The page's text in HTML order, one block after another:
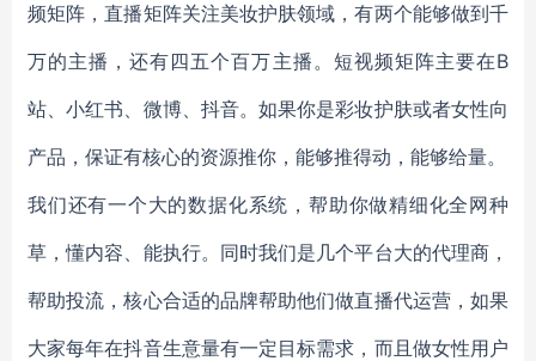
频矩阵，直播矩阵关注美妆护肤领域，有两个能够做到千
万的主播，还有四五个百万主播。短视频矩阵主要在B
站、小红书、微博、抖音。如果你是彩妆护肤或者女性向
产品，保证有核心的资源推你，能够推得动，能够给量。
我们还有一个大的数据化系统，帮助你做精细化全网种
草，懂内容、能执行。同时我们是几个平台大的代理商，
帮助投流，核心合适的品牌帮助他们做直播代运营，如果
大家每年在抖音生意量有一定目标需求，而且做女性用户